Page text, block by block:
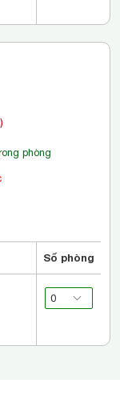
phòng
Số phòng